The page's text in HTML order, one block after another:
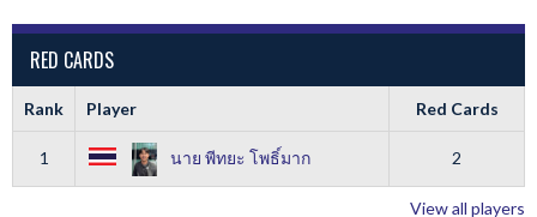
RED CARDS
Rank Player Red Cards
1 นาย พีทยะ โพธิ์มาก 2
View all players